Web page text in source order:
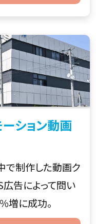
ション動画
で制作した動画ク
広告によって問い
増に成功。